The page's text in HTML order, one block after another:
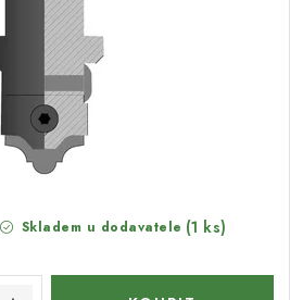
Skladem u dodavatele (1 ks)